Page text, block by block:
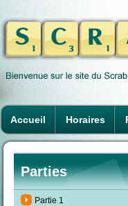
Accueil Horaires
Parties
Partie 1